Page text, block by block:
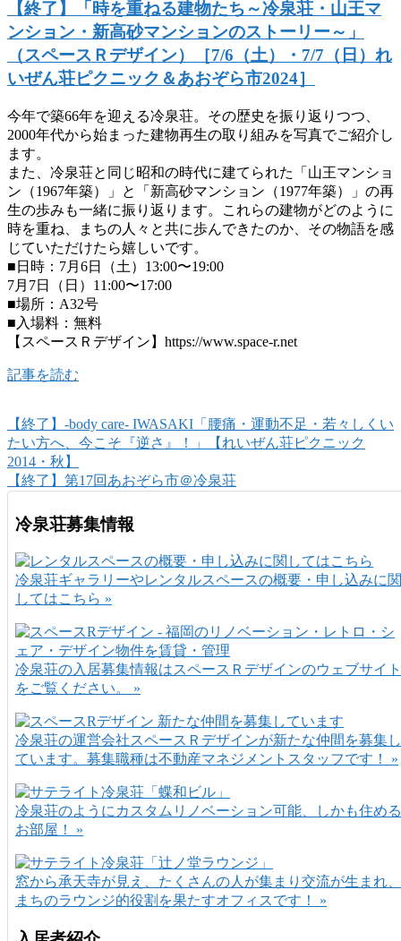
【終了】「時を重ねる建物たち～冷泉荘・山王マ
ンション・新高砂マンションのストーリー～」
（スペースＲデザイン）［7/6（土）・7/7（日）れ
いぜん荘ピクニック＆あおぞら市2024］
今年で築66年を迎える冷泉荘。その歴史を振り返りつつ、
2000年代から始まった建物再生の取り組みを写真でご紹介し
ます。
また、冷泉荘と同じ昭和の時代に建てられた「山王マンショ
ン（1967年築）」と「新高砂マンション（1977年築）」の再
生の歩みも一緒に振り返ります。これらの建物がどのように
時を重ね、まちの人々と共に歩んできたのか、その物語を感
じていただけたら嬉しいです。
■日時：7月6日（土）13:00〜19:00
7月7日（日）11:00〜17:00
■場所：A32号
■入場料：無料
【スペースＲデザイン】https://www.space-r.net
記事を読む
【終了】-body care- IWASAKI「腰痛・運動不足・若々しくい
たい方へ、今こそ『逆さ』！」【れいぜん荘ピクニック
2014・秋】
【終了】第17回あおぞら市＠冷泉荘
冷泉荘募集情報
冷泉荘ギャラリーやレンタルスペースの概要・申し込みに関
してはこちら »
冷泉荘の入居募集情報はスペースＲデザインのウェブサイト
をご覧ください。 »
冷泉荘の運営会社スペースＲデザインが新たな仲間を募集し
ています。募集職種は不動産マネジメントスタッフです！ »
冷泉荘のようにカスタムリノベーション可能、しかも住める
お部屋！ »
窓から承天寺が見え、たくさんの人が集まり交流が生まれ、
まちのラウンジ的役割を果たすオフィスです！ »